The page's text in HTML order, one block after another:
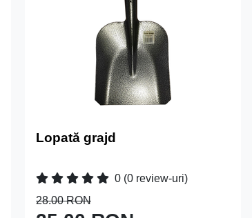
Lopată grajd
0 (0 review-uri)
28.00 RON